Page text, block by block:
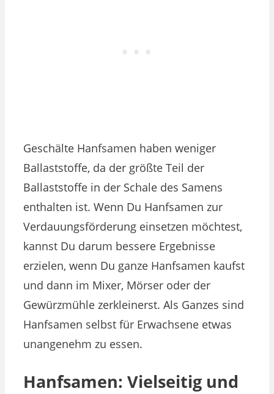
Geschälte Hanfsamen haben weniger
Ballaststoffe, da der größte Teil der
Ballaststoffe in der Schale des Samens
enthalten ist. Wenn Du Hanfsamen zur
Verdauungsförderung einsetzen möchtest,
kannst Du darum bessere Ergebnisse
erzielen, wenn Du ganze Hanfsamen kaufst
und dann im Mixer, Mörser oder der
Gewürzmühle zerkleinerst. Als Ganzes sind
Hanfsamen selbst für Erwachsene etwas
unangenehm zu essen.
Hanfsamen: Vielseitig und